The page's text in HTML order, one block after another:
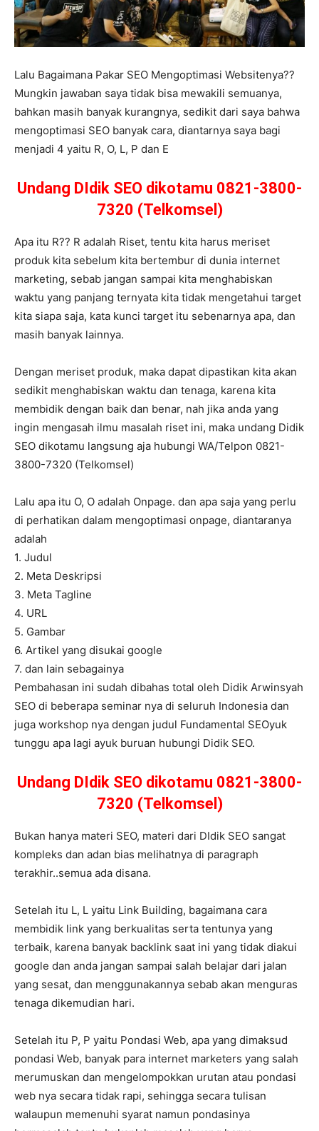
Lalu Bagaimana Pakar SEO Mengoptimasi Websitenya??
Mungkin jawaban saya tidak bisa mewakili semuanya,
bahkan masih banyak kurangnya, sedikit dari saya bahwa
mengoptimasi SEO banyak cara, diantarnya saya bagi
menjadi 4 yaitu R, O, L, P dan E
Undang DIdik SEO dikotamu 0821-3800-
7320 (Telkomsel)
Apa itu R?? R adalah Riset, tentu kita harus meriset
produk kita sebelum kita bertembur di dunia internet
marketing, sebab jangan sampai kita menghabiskan
waktu yang panjang ternyata kita tidak mengetahui target
kita siapa saja, kata kunci target itu sebenarnya apa, dan
masih banyak lainnya.
Dengan meriset produk, maka dapat dipastikan kita akan
sedikit menghabiskan waktu dan tenaga, karena kita
membidik dengan baik dan benar, nah jika anda yang
ingin mengasah ilmu masalah riset ini, maka undang Didik
SEO dikotamu langsung aja hubungi WA/Telpon 0821-
3800-7320 (Telkomsel)
Lalu apa itu O, O adalah Onpage. dan apa saja yang perlu
di perhatikan dalam mengoptimasi onpage, diantaranya
adalah
1. Judul
2. Meta Deskripsi
3. Meta Tagline
4. URL
5. Gambar
6. Artikel yang disukai google
7. dan lain sebagainya
Pembahasan ini sudah dibahas total oleh Didik Arwinsyah
SEO di beberapa seminar nya di seluruh Indonesia dan
juga workshop nya dengan judul Fundamental SEOyuk
tunggu apa lagi ayuk buruan hubungi Didik SEO.
Undang DIdik SEO dikotamu 0821-3800-
7320 (Telkomsel)
Bukan hanya materi SEO, materi dari DIdik SEO sangat
kompleks dan adan bias melihatnya di paragraph
terakhir..semua ada disana.
Setelah itu L, L yaitu Link Building, bagaimana cara
membidik link yang berkualitas serta tentunya yang
terbaik, karena banyak backlink saat ini yang tidak diakui
google dan anda jangan sampai salah belajar dari jalan
yang sesat, dan menggunakannya sebab akan menguras
tenaga dikemudian hari.
Setelah itu P, P yaitu Pondasi Web, apa yang dimaksud
pondasi Web, banyak para internet marketers yang salah
merumuskan dan mengelompokkan urutan atau pondasi
web nya secara tidak rapi, sehingga secara tulisan
walaupun memenuhi syarat namun pondasinya